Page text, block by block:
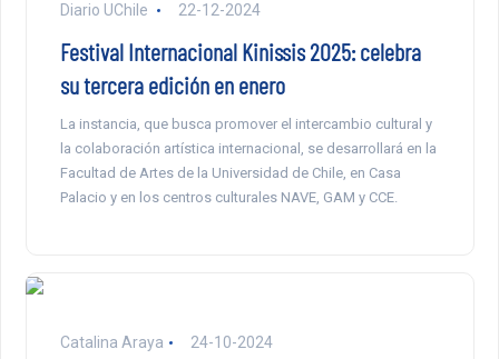
Diario UChile 22-12-2024
Festival Internacional Kinissis 2025: celebra
su tercera edición en enero
La instancia, que busca promover el intercambio cultural y
la colaboración artística internacional, se desarrollará en la
Facultad de Artes de la Universidad de Chile, en Casa
Palacio y en los centros culturales NAVE, GAM y CCE.
Catalina Araya 24-10-2024